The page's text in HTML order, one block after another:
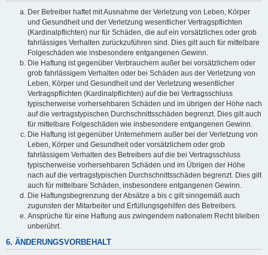
Der Betreiber haftet mit Ausnahme der Verletzung von Leben, Körper
und Gesundheit und der Verletzung wesentlicher Vertragspflichten
(Kardinalpflichten) nur für Schäden, die auf ein vorsätzliches oder grob
fahrlässiges Verhalten zurückzuführen sind. Dies gilt auch für mittelbare
Folgeschäden wie insbesondere entgangenen Gewinn.
Die Haftung ist gegenüber Verbrauchern außer bei vorsätzlichem oder
grob fahrlässigem Verhalten oder bei Schäden aus der Verletzung von
Leben, Körper und Gesundheit und der Verletzung wesentlicher
Vertragspflichten (Kardinalpflichten) auf die bei Vertragsschluss
typischerweise vorhersehbaren Schäden und im übrigen der Höhe nach
auf die vertragstypischen Durchschnittsschäden begrenzt. Dies gilt auch
für mittelbare Folgeschäden wie insbesondere entgangenen Gewinn.
Die Haftung ist gegenüber Unternehmern außer bei der Verletzung von
Leben, Körper und Gesundheit oder vorsätzlichem oder grob
fahrlässigem Verhalten des Betreibers auf die bei Vertragsschluss
typischerweise vorhersehbaren Schäden und im Übrigen der Höhe
nach auf die vertragstypischen Durchschnittsschäden begrenzt. Dies gilt
auch für mittelbare Schäden, insbesondere entgangenen Gewinn.
Die Haftungsbegrenzung der Absätze a bis c gilt sinngemäß auch
zugunsten der Mitarbeiter und Erfüllungsgehilfen des Betreibers.
Ansprüche für eine Haftung aus zwingendem nationalem Recht bleiben
unberührt.
6. ÄNDERUNGSVORBEHALT